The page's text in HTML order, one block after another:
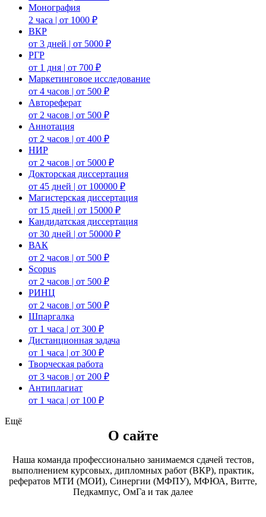
Монография
2 часа | от 1000 ₽
ВКР
от 3 дней | от 5000 ₽
РГР
от 1 дня | от 700 ₽
Маркетинговое исследование
от 4 часов | от 500 ₽
Автореферат
от 2 часов | от 500 ₽
Аннотация
от 2 часов | от 400 ₽
НИР
от 2 часов | от 5000 ₽
Докторская диссертация
от 45 дней | от 100000 ₽
Магистерская диссертация
от 15 дней | от 15000 ₽
Кандидатская диссертация
от 30 дней | от 50000 ₽
ВАК
от 2 часов | от 500 ₽
Scopus
от 2 часов | от 500 ₽
РИНЦ
от 2 часов | от 500 ₽
Шпаргалка
от 1 часа | от 300 ₽
Дистанционная задача
от 1 часа | от 300 ₽
Творческая работа
от 3 часов | от 200 ₽
Антиплагиат
от 1 часа | от 100 ₽
Ещё
О сайте
Наша команда профессионально занимаемся сдачей тестов,
выполнением курсовых, дипломных работ (ВКР), практик,
рефератов МТИ (МОИ), Синергии (МФПУ), МФЮА, Витте,
Педкампус, ОмГа и так далее